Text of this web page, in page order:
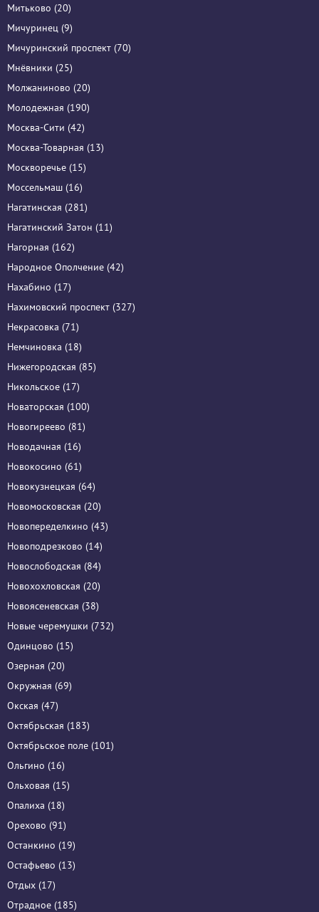
Митьково (20)
Мичуринец (9)
Мичуринский проспект (70)
Мнёвники (25)
Молжаниново (20)
Молодежная (190)
Москва-Сити (42)
Москва-Товарная (13)
Москворечье (15)
Моссельмаш (16)
Нагатинская (281)
Нагатинский Затон (11)
Нагорная (162)
Народное Ополчение (42)
Нахабино (17)
Нахимовский проспект (327)
Некрасовка (71)
Немчиновка (18)
Нижегородская (85)
Никольское (17)
Новаторская (100)
Новогиреево (81)
Новодачная (16)
Новокосино (61)
Новокузнецкая (64)
Новомосковская (20)
Новопеределкино (43)
Новоподрезково (14)
Новослободская (84)
Новохохловская (20)
Новоясеневская (38)
Новые черемушки (732)
Одинцово (15)
Озерная (20)
Окружная (69)
Окская (47)
Октябрьская (183)
Октябрьское поле (101)
Ольгино (16)
Ольховая (15)
Опалиха (18)
Орехово (91)
Останкино (19)
Остафьево (13)
Отдых (17)
Отрадное (185)